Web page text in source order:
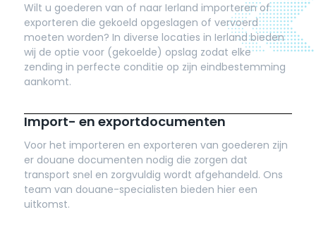
Wilt u goederen van of naar Ierland importeren of
exporteren die gekoeld opgeslagen of vervoerd
moeten worden? In diverse locaties in Ierland bieden
wij de optie voor (gekoelde) opslag zodat elke
zending in perfecte conditie op zijn eindbestemming
aankomt.
Import- en exportdocumenten
Voor het importeren en exporteren van goederen zijn
er douane documenten nodig die zorgen dat
transport snel en zorgvuldig wordt afgehandeld. Ons
team van douane-specialisten bieden hier een
uitkomst.